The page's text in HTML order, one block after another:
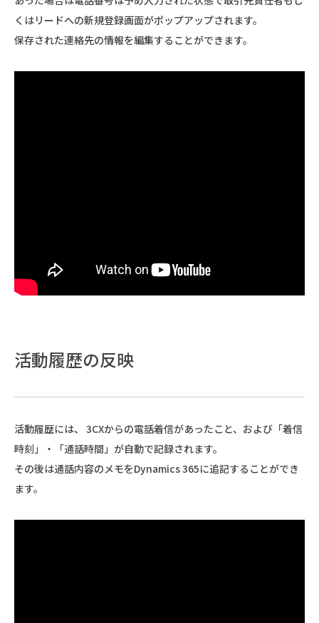
くはリードへの新規登録画面がポップアップされます。
保存された連絡先の情報を編集することができます。
活動履歴の反映
活動履歴には、 3CXからの電話着信があったこと、および「着信
時刻」・「通話時間」が自動で記録されます。
その後は通話内容のメモをDynamics 365に追記することができ
ます。